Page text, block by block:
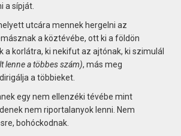
a sípját.
utcára mennek hergelni az
a köztévébe, ott ki a földön
a korlátra, ki nekifut az ajtónak, ki szimulál
lenne a többes szám), más meg
a többieket.
egy nem ellenzéki tévébe mint
nem riportalanyok lenni. Nem
bohóckodnak.